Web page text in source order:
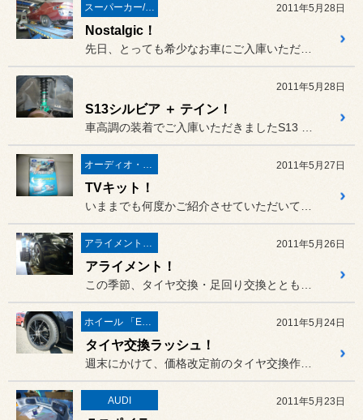
スーパーカー/スーパースポーツ/ヴィンテージカー 2011年5月28日
Nostalgic！
2011年5月28日
S13シルビア ＋ テイン！
オーディオ・ナビ関連 2011年5月27日
TVキット！
アライメント調整 2011年5月26日
アライメント！
ホイール 「ECOFORME」 2011年5月24日
タイヤ交換ラッシュ！
AUDI 2011年5月23日